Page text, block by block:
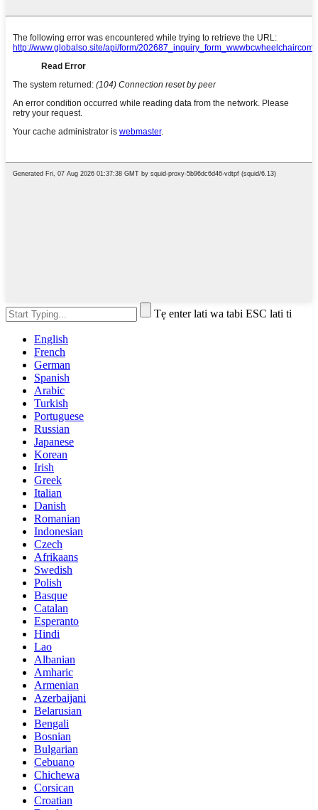
Tẹ enter lati wa tabi ESC lati ti
English
French
German
Spanish
Arabic
Turkish
Portuguese
Russian
Japanese
Korean
Irish
Greek
Italian
Danish
Romanian
Indonesian
Czech
Afrikaans
Swedish
Polish
Basque
Catalan
Esperanto
Hindi
Lao
Albanian
Amharic
Armenian
Azerbaijani
Belarusian
Bengali
Bosnian
Bulgarian
Cebuano
Chichewa
Corsican
Croatian